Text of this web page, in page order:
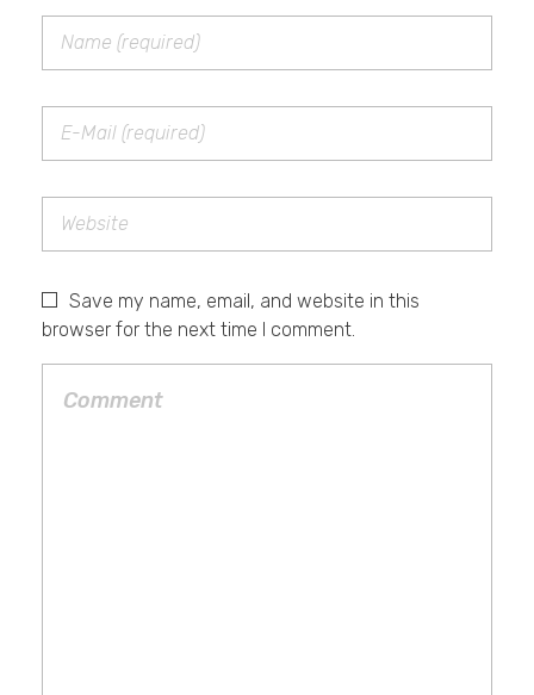
Save my name, email, and website in this
browser for the next time I comment.